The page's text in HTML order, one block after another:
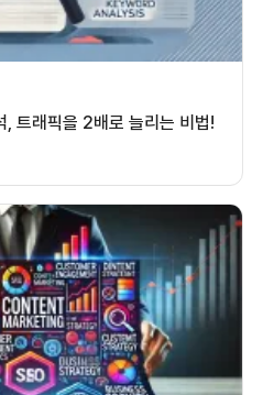
, 트래픽을 2배로 늘리는 비법!